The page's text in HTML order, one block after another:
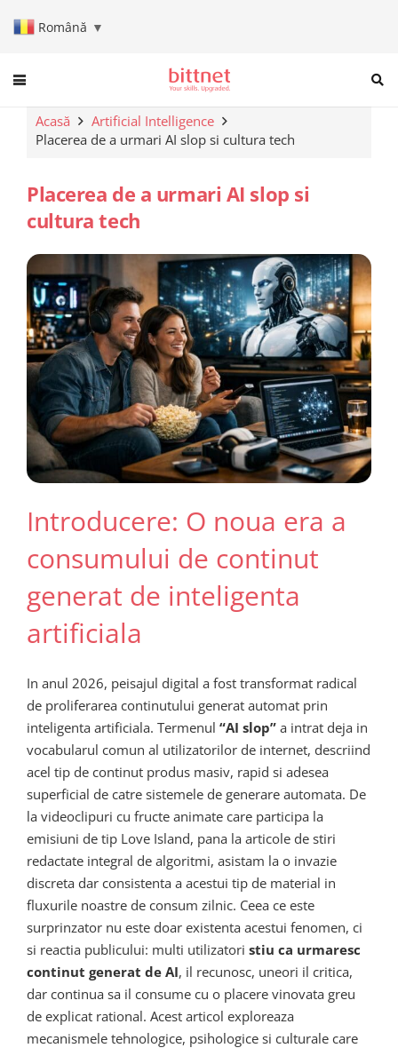
Română ▼
When autocomplete results
Acasă
Artificial Intelligence
Placerea de a urmari AI slop si cultura tech
Placerea de a urmari AI slop si
cultura tech
Introducere: O noua era a
consumului de continut
generat de inteligenta
artificiala
In anul 2026, peisajul digital a fost transformat radical
de proliferarea continutului generat automat prin
inteligenta artificiala. Termenul “AI slop” a intrat deja in
vocabularul comun al utilizatorilor de internet, descriind
acel tip de continut produs masiv, rapid si adesea
superficial de catre sistemele de generare automata. De
la videoclipuri cu fructe animate care participa la
emisiuni de tip Love Island, pana la articole de stiri
redactate integral de algoritmi, asistam la o invazie
discreta dar consistenta a acestui tip de material in
fluxurile noastre de consum zilnic. Ceea ce este
surprinzator nu este doar existenta acestui fenomen, ci
si reactia publicului: multi utilizatori stiu ca urmaresc
continut generat de AI, il recunosc, uneori il critica,
dar continua sa il consume cu o placere vinovata greu
de explicat rational. Acest articol exploreaza
mecanismele tehnologice, psihologice si culturale care